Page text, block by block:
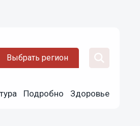
Выбрать регион
Подробно Здоровье